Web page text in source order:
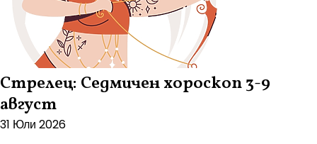
Стрелец: Седмичен хороскоп 3-9
август
31 Юли 2026